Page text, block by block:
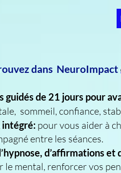
dans NeuroImpact
guidés de 21 jours pour
sommeil, confiance,
intégré: pour vous aider à
entre les séances.
d’affirmations
mental, renforcer vos